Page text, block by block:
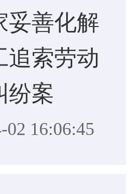
妥善化解
追索劳动
纷案
02 16:06:45